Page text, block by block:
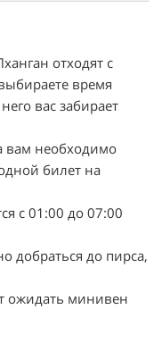
отходят с
время
вас забирает
вам необходимо
билет на
с 01:00 до 07:00
добраться до пирса,
ожидать минивен